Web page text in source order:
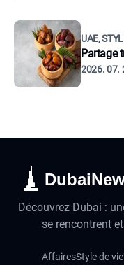
UAE,
Partage
2026. 07.
Découvrez Dubai :
se rencontrent
AffairesStyle de vie